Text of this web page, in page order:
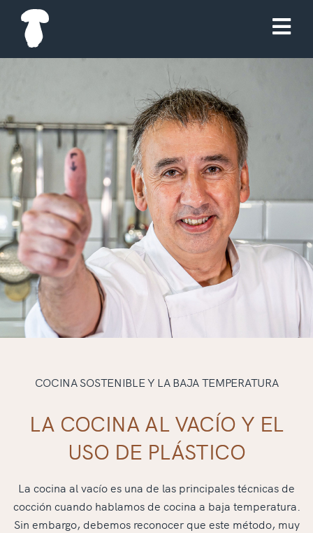
COCINA SOSTENIBLE Y LA BAJA TEMPERATURA
LA COCINA AL VACÍO Y EL
USO DE PLÁSTICO
La cocina al vacío es una de las principales técnicas de
cocción cuando hablamos de cocina a baja temperatura.
Sin embargo, debemos reconocer que este método, muy